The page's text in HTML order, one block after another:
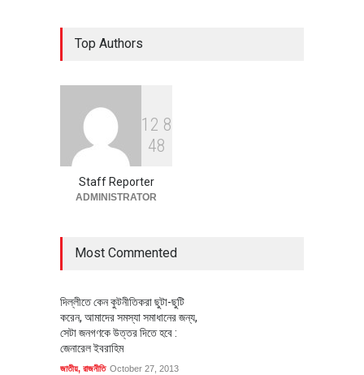
বৈশ্বিক প্রতিযোগিতা সক্ষমতা বাড়াতে
পোশাক শিল্পে নতুন উদ্যোগ
Top Authors
1 2 8
48
Staff Reporter
ADMINISTRATOR
Most Commented
দিল্লীতে কেন কুটনীতিকরা ছুটা-ছুটি
করেন, আমাদের সমস্যা সমাধানের জন্য,
সেটা জনগণকে উত্তর দিতে হবে :
জেনারেল ইবরাহিম
জাতীয়, রাজনীতি October 27, 2013